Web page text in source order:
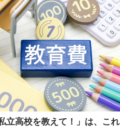
立高校を教えて！」は、これ